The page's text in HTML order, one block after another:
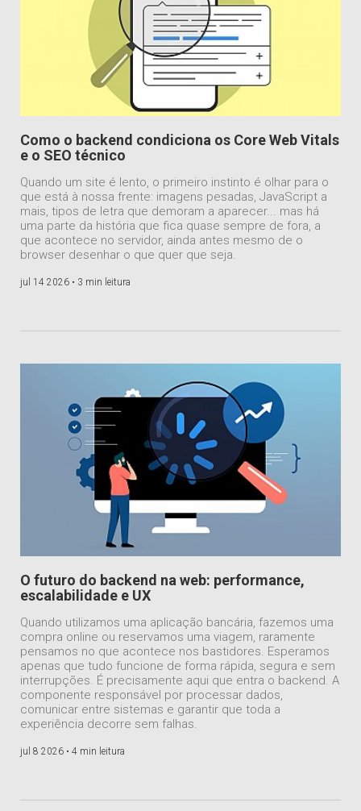
Como o backend condiciona os Core Web Vitals
e o SEO técnico
Quando um site é lento, o primeiro instinto é olhar para o
que está à nossa frente: imagens pesadas, JavaScript a
mais, tipos de letra que demoram a aparecer... mas há
uma parte da história que fica quase sempre de fora, a
que acontece no servidor, ainda antes mesmo de o
browser desenhar o que quer que seja.
jul 14 2026 • 3 min leitura
O futuro do backend na web: performance,
escalabilidade e UX
Quando utilizamos uma aplicação bancária, fazemos uma
compra online ou reservamos uma viagem, raramente
pensamos no que acontece nos bastidores. Esperamos
apenas que tudo funcione de forma rápida, segura e sem
interrupções. É precisamente aqui que entra o backend. A
componente responsável por processar dados,
comunicar entre sistemas e garantir que toda a
experiência decorre sem falhas.
jul 8 2026 • 4 min leitura